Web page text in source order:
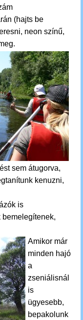
(hajts be
neon színű,
sem átugorva,
kenuzni,
is
Amikor már
minden hajó
a
zseniálisnál
is
ügyesebb,
bepakolunk